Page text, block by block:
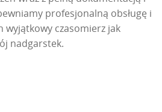
profesjonalną obsługę i
wyjątkowy czasomierz jak
nadgarstek.